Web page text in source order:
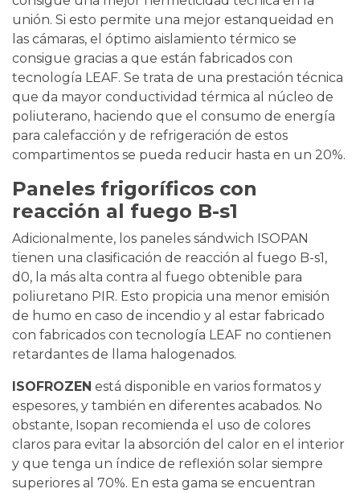
unión. Si esto permite una mejor estanqueidad en
las cámaras, el óptimo aislamiento térmico se
consigue gracias a que están fabricados con
tecnología LEAF. Se trata de una prestación técnica
que da mayor conductividad térmica al núcleo de
poliuterano, haciendo que el consumo de energía
para calefacción y de refrigeración de estos
compartimentos se pueda reducir hasta en un 20%.
Paneles frigoríficos con
reacción al fuego B-s1
Adicionalmente, los paneles sándwich ISOPAN
tienen una clasificación de reacción al fuego B-s1,
d0, la más alta contra al fuego obtenible para
poliuretano PIR. Esto propicia una menor emisión
de humo en caso de incendio y al estar fabricado
con fabricados con tecnología LEAF no contienen
retardantes de llama halogenados.
ISOFROZEN está disponible en varios formatos y
espesores, y también en diferentes acabados. No
obstante, Isopan recomienda el uso de colores
claros para evitar la absorción del calor en el interior
y que tenga un índice de reflexión solar siempre
superiores al 70%. En esta gama se encuentran